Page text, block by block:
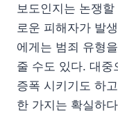
보도인지는 논쟁
로운 피해자가 발
에게는 범죄 유형
줄 수도 있다. 대중
증폭 시키기도 하
한 가지는 확실하